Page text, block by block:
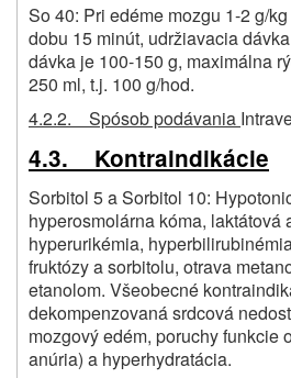
So 40: Pri edéme mozgu 1-2 g/
dobu 15 minút, udržiavacia
dávka je 100-150 g, maximálna
250 ml, t.j. 100 g/hod.
4.2.2. Spósob podávania
4.3. Kontraindikácie
Sorbitol 5 a Sorbitol 10:
hyperosmolárna kóma, laktátová
hyperurikémia,
fruktózy a sorbitolu, otrava
etanolom. Všeobecné
dekompenzovaná srdcová
mozgový edém, poruchy funkcie
anúria) a hyperhydratácia.